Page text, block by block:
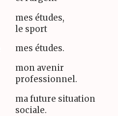
mes études,
le sport
mes études.
mon avenir
professionnel.
ma future situation
sociale.